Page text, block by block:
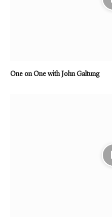
One on One with John Galtung